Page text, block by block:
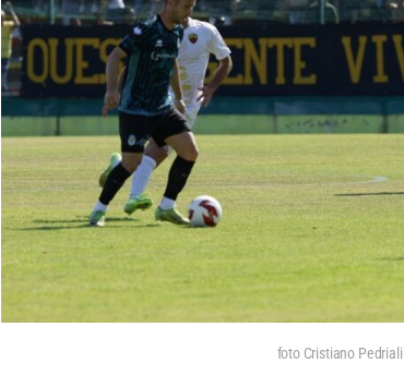
foto Cristiano Pedriali